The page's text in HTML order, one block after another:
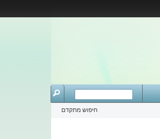
חיפוש מתקדם